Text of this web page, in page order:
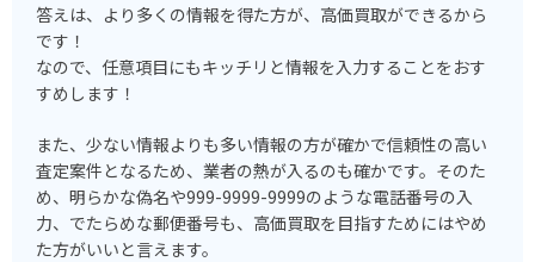
答えは、より多くの情報を得た方が、高価買取ができるから
です！
なので、任意項目にもキッチリと情報を入力することをおす
すめします！
また、少ない情報よりも多い情報の方が確かで信頼性の高い
査定案件となるため、業者の熱が入るのも確かです。そのた
め、明らかな偽名や999-9999-9999のような電話番号の入
力、でたらめな郵便番号も、高価買取を目指すためにはやめ
た方がいいと言えます。